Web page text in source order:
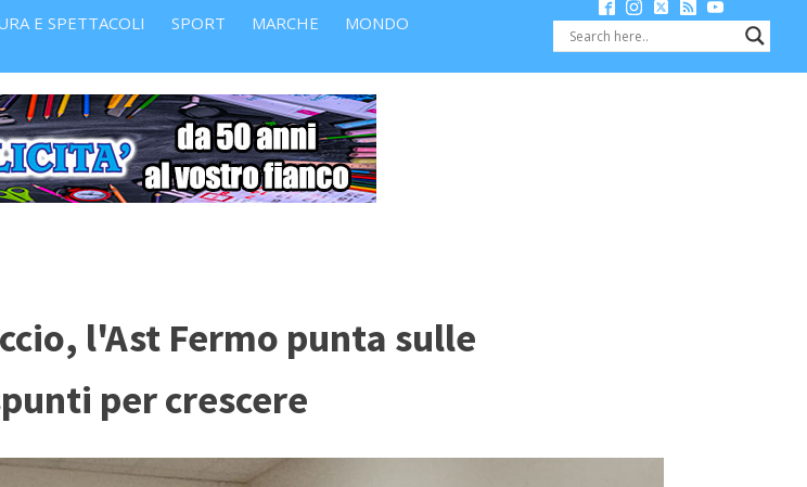
E SPETTACOLI SPORT MARCHE MONDO
l'Ast Fermo punta sulle
per crescere